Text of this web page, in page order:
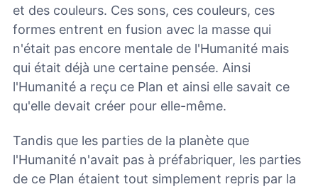
et des couleurs. Ces sons, ces couleurs, ces
formes entrent en fusion avec la masse qui
n'était pas encore mentale de l'Humanité mais
qui était déjà une certaine pensée. Ainsi
l'Humanité a reçu ce Plan et ainsi elle savait ce
qu'elle devait créer pour elle-même.
Tandis que les parties de la planète que
l'Humanité n'avait pas à préfabriquer, les parties
de ce Plan étaient tout simplement repris par la